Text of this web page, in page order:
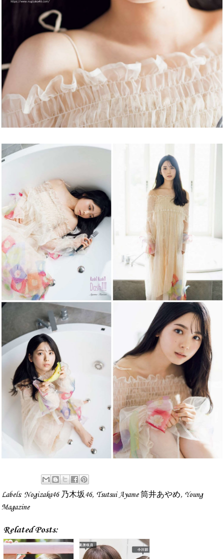
Labels: Nogizaka46 乃木坂46, Tsutsui Ayame 筒井あやめ, Young
Magazine
Related Posts: